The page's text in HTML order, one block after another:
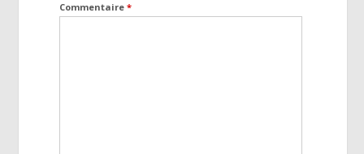
Commentaire*